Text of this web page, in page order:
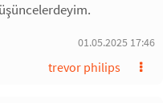
01.05.2025 17:46
trevor philips